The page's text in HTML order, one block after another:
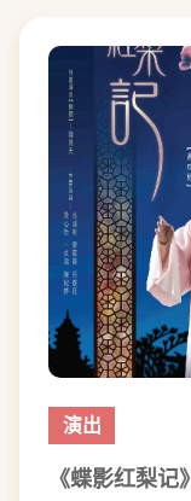
演出
《蝶影红梨记》